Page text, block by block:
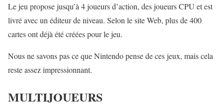
Le jeu propose jusqu’à 4 joueurs d’action, des joueurs CPU et est
livré avec un éditeur de niveau. Selon le site Web, plus de 400
cartes ont déjà été créées pour le jeu.
Nous ne savons pas ce que Nintendo pense de ces jeux, mais cela
reste assez impressionnant.
MULTIJOUEURS